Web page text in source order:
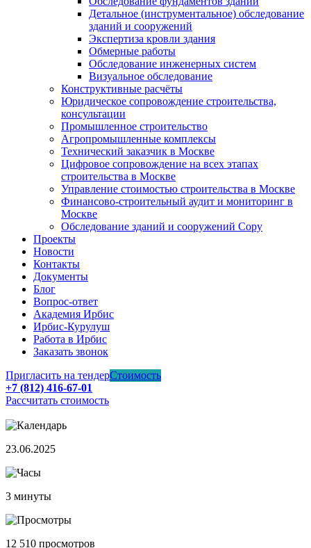
Детальное (инструментальное) обследование
зданий и сооружений
Экспертиза кровли здания
Обмерные работы
Обследование инженерных систем
Визуальное обследование
Конструктивные расчёты
Юридическое сопровождение строительства,
консультации
Промышленное строительство
Агропромышленные комплексы
Технический заказчик в Москве
Цифровое сопровождение на всех этапах
строительства в Москве
Управление стоимостью строительства в Москве
Финансово-строительный аудит и мониторинг в
Москве
Обследование зданий и сооружений Copy
Проекты
Новости
Контакты
Документы
Блог
Вопрос-ответ
Академия Ирбис
Ирбис-Курулуш
Работа в Ирбис
Заказать звонок
Пригласить на тендерСтоимость
+7 (812) 416-67-01
Рассчитать стоимость
23.06.2025
3 минуты
12 510 просмотров